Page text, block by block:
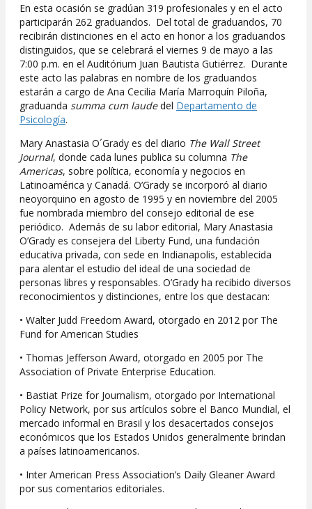
En esta ocasión se gradúan 319 profesionales y en el acto
participarán 262 graduandos. Del total de graduandos, 70
recibirán distinciones en el acto en honor a los graduandos
distinguidos, que se celebrará el viernes 9 de mayo a las
7:00 p.m. en el Auditórium Juan Bautista Gutiérrez. Durante
este acto las palabras en nombre de los graduandos
estarán a cargo de Ana Cecilia María Marroquín Piloña,
graduanda summa cum laudedel Departamento de
Psicología.
Mary Anastasia O´Grady es del diario The Wall Street
Journal, donde cada lunes publica su columna The
Americas, sobre política, economía y negocios en
Latinoamérica y Canadá. O’Grady se incorporó al diario
neoyorquino en agosto de 1995 y en noviembre del 2005
fue nombrada miembro del consejo editorial de ese
periódico. Además de su labor editorial, Mary Anastasia
O’Grady es consejera del Liberty Fund, una fundación
educativa privada, con sede en Indianapolis, establecida
para alentar el estudio del ideal de una sociedad de
personas libres y responsables. O’Grady ha recibido diversos
reconocimientos y distinciones, entre los que destacan:
• Walter Judd Freedom Award, otorgado en 2012 por The
Fund for American Studies
• Thomas Jefferson Award, otorgado en 2005 por The
Association of Private Enterprise Education.
• Bastiat Prize for Journalism, otorgado por International
Policy Network, por sus artículos sobre el Banco Mundial, el
mercado informal en Brasil y los desacertados consejos
económicos que los Estados Unidos generalmente brindan
a países latinoamericanos.
• Inter American Press Association’s Daily Gleaner Award
por sus comentarios editoriales.